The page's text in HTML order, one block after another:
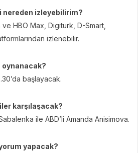
nereden izleyebilirim?
HBO Max, Digiturk, D-Smart,
izlenebilir.
oynanacak?
başlayacak.
karşılaşacak?
ile ABD’li Amanda Anisimova.
yapacak?